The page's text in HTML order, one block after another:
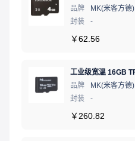
品牌
MK(米客方德)
封装
-
￥62.56
品牌
MK(米客方德)
封装
-
￥ 260.82